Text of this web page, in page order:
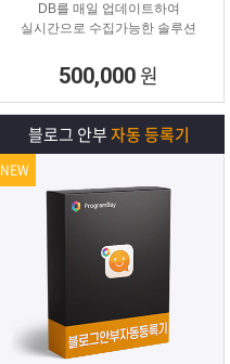
DB를 매일 업데이트하여
실시간으로 수집가능한 솔루션
500,000 원
블로그 안부자동 등록기
NEW